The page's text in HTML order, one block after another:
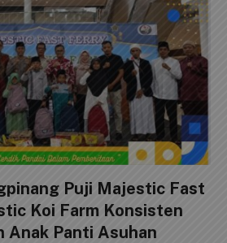
Puji Majestic Fast
Koi Farm Konsisten
Anak Panti Asuhan